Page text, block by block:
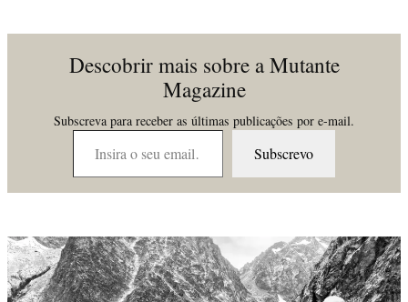
Descobrir mais sobre a Mutante
Magazine
Subscreva para receber as últimas publicações por e-mail.
Insira o seu email…
Subscrevo